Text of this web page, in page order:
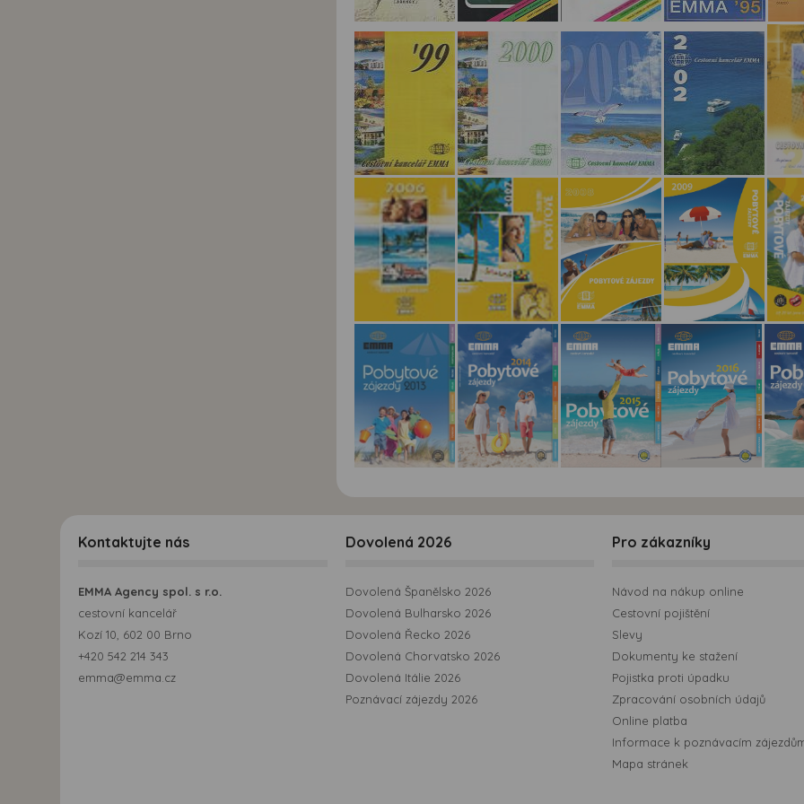
Kontaktujte nás
EMMA Agency spol. s r.o.
cestovní kancelář
Kozí 10, 602 00 Brno
+420 542 214 343
emma@emma.cz
Dovolená 2026
Dovolená Španělsko 2026
Dovolená Bulharsko 2026
Dovolená Řecko 2026
Dovolená Chorvatsko 2026
Dovolená Itálie 2026
Poznávací zájezdy 2026
Pro zákazníky
Návod na nákup online
Cestovní pojištění
Slevy
Dokumenty ke stažení
Pojistka proti úpadku
Zpracování osobních údajů
Online platba
Informace k poznávacím
Mapa stránek
přizpůsobených Vašim zájmům.